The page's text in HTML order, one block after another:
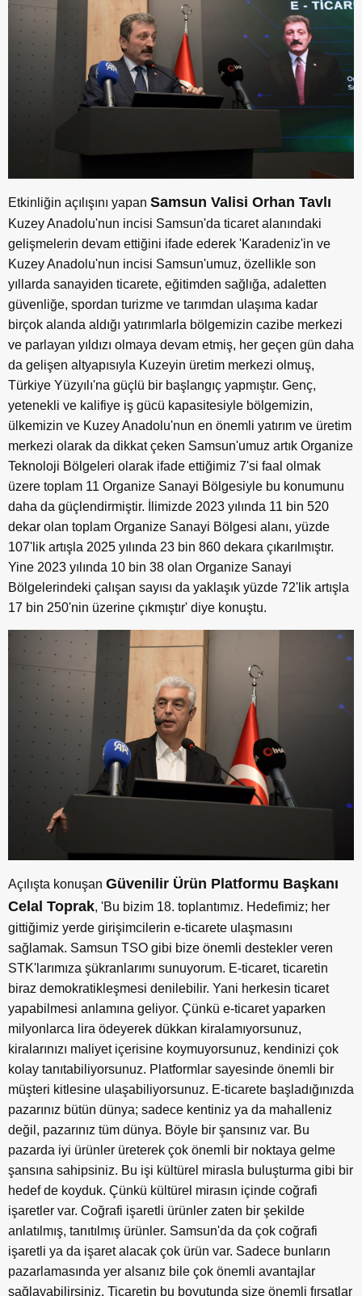
Etkinliğin açılışını yapan Samsun Valisi Orhan Tavlı
Kuzey Anadolu'nun incisi Samsun'da ticaret alanındaki
gelişmelerin devam ettiğini ifade ederek 'Karadeniz'in ve
Kuzey Anadolu'nun incisi Samsun'umuz, özellikle son
yıllarda sanayiden ticarete, eğitimden sağlığa, adaletten
güvenliğe, spordan turizme ve tarımdan ulaşıma kadar
birçok alanda aldığı yatırımlarla bölgemizin cazibe merkezi
ve parlayan yıldızı olmaya devam etmiş, her geçen gün daha
da gelişen altyapısıyla Kuzeyin üretim merkezi olmuş,
Türkiye Yüzyılı'na güçlü bir başlangıç yapmıştır. Genç,
yetenekli ve kalifiye iş gücü kapasitesiyle bölgemizin,
ülkemizin ve Kuzey Anadolu'nun en önemli yatırım ve üretim
merkezi olarak da dikkat çeken Samsun'umuz artık Organize
Teknoloji Bölgeleri olarak ifade ettiğimiz 7'si faal olmak
üzere toplam 11 Organize Sanayi Bölgesiyle bu konumunu
daha da güçlendirmiştir. İlimizde 2023 yılında 11 bin 520
dekar olan toplam Organize Sanayi Bölgesi alanı, yüzde
107'lik artışla 2025 yılında 23 bin 860 dekara çıkarılmıştır.
Yine 2023 yılında 10 bin 38 olan Organize Sanayi
Bölgelerindeki çalışan sayısı da yaklaşık yüzde 72'lik artışla
17 bin 250'nin üzerine çıkmıştır' diye konuştu.
Açılışta konuşan Güvenilir Ürün Platformu Başkanı
Celal Toprak, 'Bu bizim 18. toplantımız. Hedefimiz; her
gittiğimiz yerde girişimcilerin e-ticarete ulaşmasını
sağlamak. Samsun TSO gibi bize önemli destekler veren
STK'larımıza şükranlarımı sunuyorum. E-ticaret, ticaretin
biraz demokratikleşmesi denilebilir. Yani herkesin ticaret
yapabilmesi anlamına geliyor. Çünkü e-ticaret yaparken
milyonlarca lira ödeyerek dükkan kiralamıyorsunuz,
kiralarınızı maliyet içerisine koymuyorsunuz, kendinizi çok
kolay tanıtabiliyorsunuz. Platformlar sayesinde önemli bir
müşteri kitlesine ulaşabiliyorsunuz. E-ticarete başladığınızda
pazarınız bütün dünya; sadece kentiniz ya da mahalleniz
değil, pazarınız tüm dünya. Böyle bir şansınız var. Bu
pazarda iyi ürünler üreterek çok önemli bir noktaya gelme
şansına sahipsiniz. Bu işi kültürel mirasla buluşturma gibi bir
hedef de koyduk. Çünkü kültürel mirasın içinde coğrafi
işaretler var. Coğrafi işaretli ürünler zaten bir şekilde
anlatılmış, tanıtılmış ürünler. Samsun'da da çok coğrafi
işaretli ya da işaret alacak çok ürün var. Sadece bunların
pazarlamasında yer alsanız bile çok önemli avantajlar
sağlayabilirsiniz. Ticaretin bu boyutunda size önemli fırsatlar